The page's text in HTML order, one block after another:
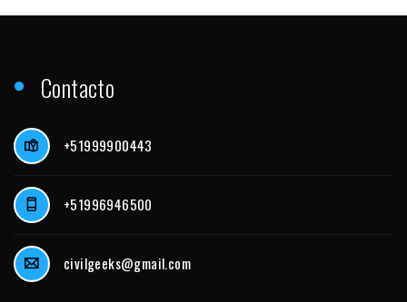
Contacto
+51999900443
+51996946500
civilgeeks@gmail.com